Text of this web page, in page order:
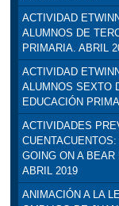
ACTIVIDAD
ALUMNOS DE
PRIMARIA. ABRIL
ACTIVIDAD
ALUMNOS SEXTO
EDUCACIÓN
ACTIVIDADES
CUENTACUENTOS:
GOING ON A BEAR
ABRIL 2019
ANIMACIÓN A LA